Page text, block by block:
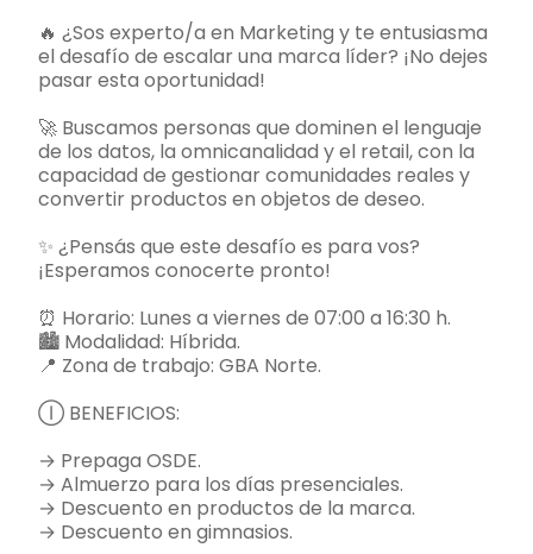
🔥 ¿Sos experto/a en Marketing y te entusiasma
el desafío de escalar una marca líder? ¡No dejes
pasar esta oportunidad!
🚀 Buscamos personas que dominen el lenguaje
de los datos, la omnicanalidad y el retail, con la
capacidad de gestionar comunidades reales y
convertir productos en objetos de deseo.
✨ ¿Pensás que este desafío es para vos?
¡Esperamos conocerte pronto!
⏰ Horario: Lunes a viernes de 07:00 a 16:30 h.
🏙️ Modalidad: Híbrida.
📍 Zona de trabajo: GBA Norte.
Ⓘ BENEFICIOS:
→ Prepaga OSDE.
→ Almuerzo para los días presenciales.
→ Descuento en productos de la marca.
→ Descuento en gimnasios.